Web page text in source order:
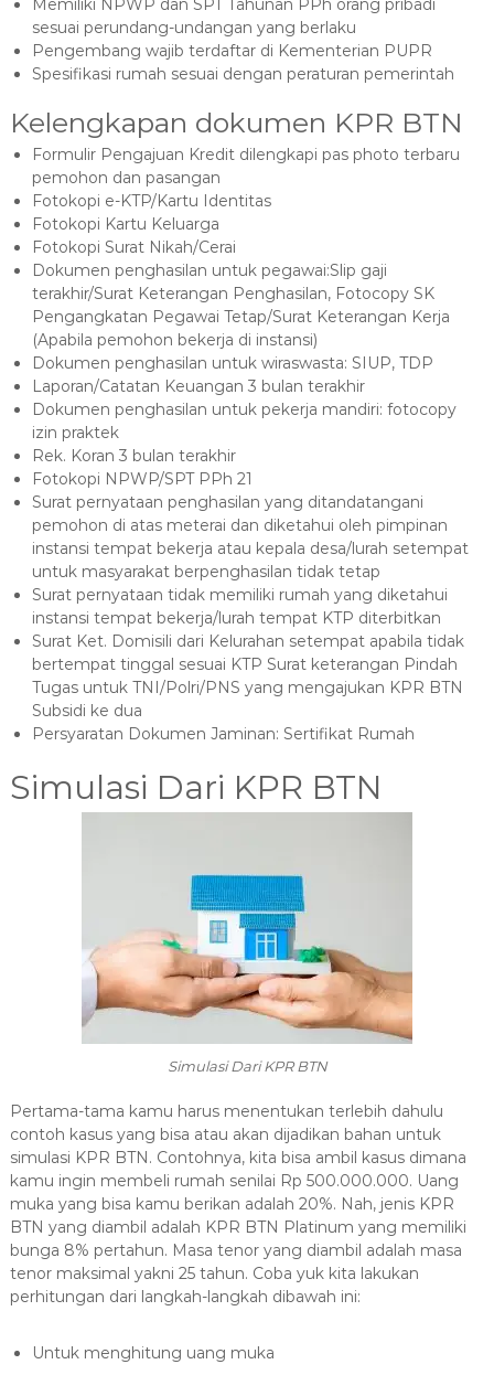
sesuai perundang-undangan yang berlaku
Pengembang wajib terdaftar di Kementerian PUPR
Spesifikasi rumah sesuai dengan peraturan pemerintah
Kelengkapan dokumen KPR BTN
Formulir Pengajuan Kredit dilengkapi pas photo terbaru
pemohon dan pasangan
Fotokopi e-KTP/Kartu Identitas
Fotokopi Kartu Keluarga
Fotokopi Surat Nikah/Cerai
Dokumen penghasilan untuk pegawai:Slip gaji
terakhir/Surat Keterangan Penghasilan, Fotocopy SK
Pengangkatan Pegawai Tetap/Surat Keterangan Kerja
(Apabila pemohon bekerja di instansi)
Dokumen penghasilan untuk wiraswasta: SIUP, TDP
Laporan/Catatan Keuangan 3 bulan terakhir
Dokumen penghasilan untuk pekerja mandiri: fotocopy
izin praktek
Rek. Koran 3 bulan terakhir
Fotokopi NPWP/SPT PPh 21
Surat pernyataan penghasilan yang ditandatangani
pemohon di atas meterai dan diketahui oleh pimpinan
instansi tempat bekerja atau kepala desa/lurah setempat
untuk masyarakat berpenghasilan tidak tetap
Surat pernyataan tidak memiliki rumah yang diketahui
instansi tempat bekerja/lurah tempat KTP diterbitkan
Surat Ket. Domisili dari Kelurahan setempat apabila tidak
bertempat tinggal sesuai KTP Surat keterangan Pindah
Tugas untuk TNI/Polri/PNS yang mengajukan KPR BTN
Subsidi ke dua
Persyaratan Dokumen Jaminan: Sertifikat Rumah
Simulasi Dari KPR BTN
Simulasi Dari KPR BTN
Pertama-tama kamu harus menentukan terlebih dahulu
contoh kasus yang bisa atau akan dijadikan bahan untuk
simulasi KPR BTN. Contohnya, kita bisa ambil kasus dimana
kamu ingin membeli rumah senilai Rp 500.000.000. Uang
muka yang bisa kamu berikan adalah 20%. Nah, jenis KPR
BTN yang diambil adalah KPR BTN Platinum yang memiliki
bunga 8% pertahun. Masa tenor yang diambil adalah masa
tenor maksimal yakni 25 tahun. Coba yuk kita lakukan
perhitungan dari langkah-langkah dibawah ini:
Untuk menghitung uang muka